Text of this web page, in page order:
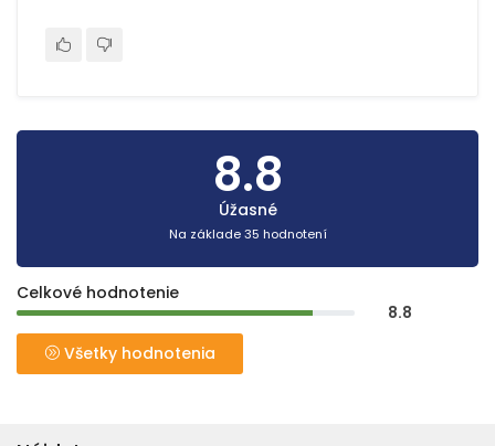
8.8
Úžasné
Na základe 35 hodnotení
Celkové hodnotenie
8.8
Všetky hodnotenia